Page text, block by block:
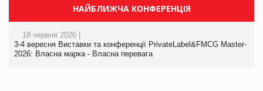
НАЙБЛИЖЧА КОНФЕРЕНЦІЯ
18 червня 2026 |
3-4 вересня Виставки та конференції PrivateLabel&FMCG Master-
2026: Власна марка - Власна перевага